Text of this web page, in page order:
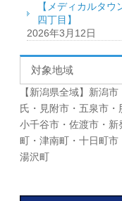
【メディカルタ
四丁目】
2026年3月12日
対象地域
【新潟県全域】新潟
氏・見附市・五泉市・
小千谷市・佐渡市・新
町・津南町・十日町市
湯沢町